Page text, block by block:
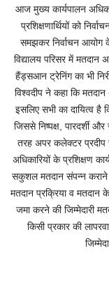
आज मुख्य कार्यपालन
प्रशिक्षणार्थियों को
समझकर निर्वाचन आयोग
विद्यालय परिसर में मतदान
हैंड्सआन ट्रेनिंग का भी
विश्वदीप ने कहा कि
इसलिए सभी का दायित्व है
जिससे निष्पक्ष, पारदर्शी
तरह अपर कलेक्टर प्रदीप
अधिकारियों के प्रशिक्षण
सकुशल मतदान संपन्न कराने
मतदान प्रक्रिया व
जमा करने की जिम्मेदारी
किसी प्रकार की